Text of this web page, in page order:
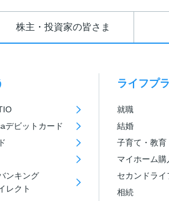
株主・投資家の皆さま
デビットカード
ンキング
レクト
ライフプ
就職
結婚
子育て・教育
マイホーム購
セカンドライ
相続